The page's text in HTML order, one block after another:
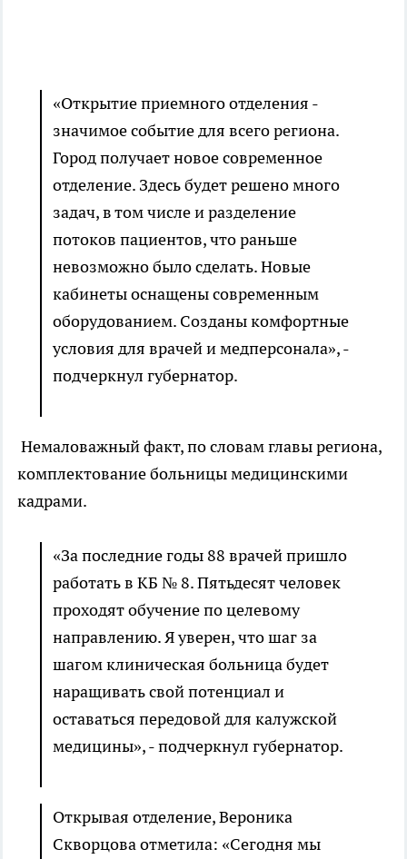
«Открытие приемного отделения -
значимое событие для всего региона.
Город получает новое современное
отделение. Здесь будет решено много
задач, в том числе и разделение
потоков пациентов, что раньше
невозможно было сделать. Новые
кабинеты оснащены современным
оборудованием. Созданы комфортные
условия для врачей и медперсонала», -
подчеркнул губернатор.
Немаловажный факт, по словам главы региона,
комплектование больницы медицинскими
кадрами.
«За последние годы 88 врачей пришло
работать в КБ № 8. Пятьдесят человек
проходят обучение по целевому
направлению. Я уверен, что шаг за
шагом клиническая больница будет
наращивать свой потенциал и
оставаться передовой для калужской
медицины», - подчеркнул губернатор.
Открывая отделение, Вероника
Скворцова отметила: «Сегодня мы